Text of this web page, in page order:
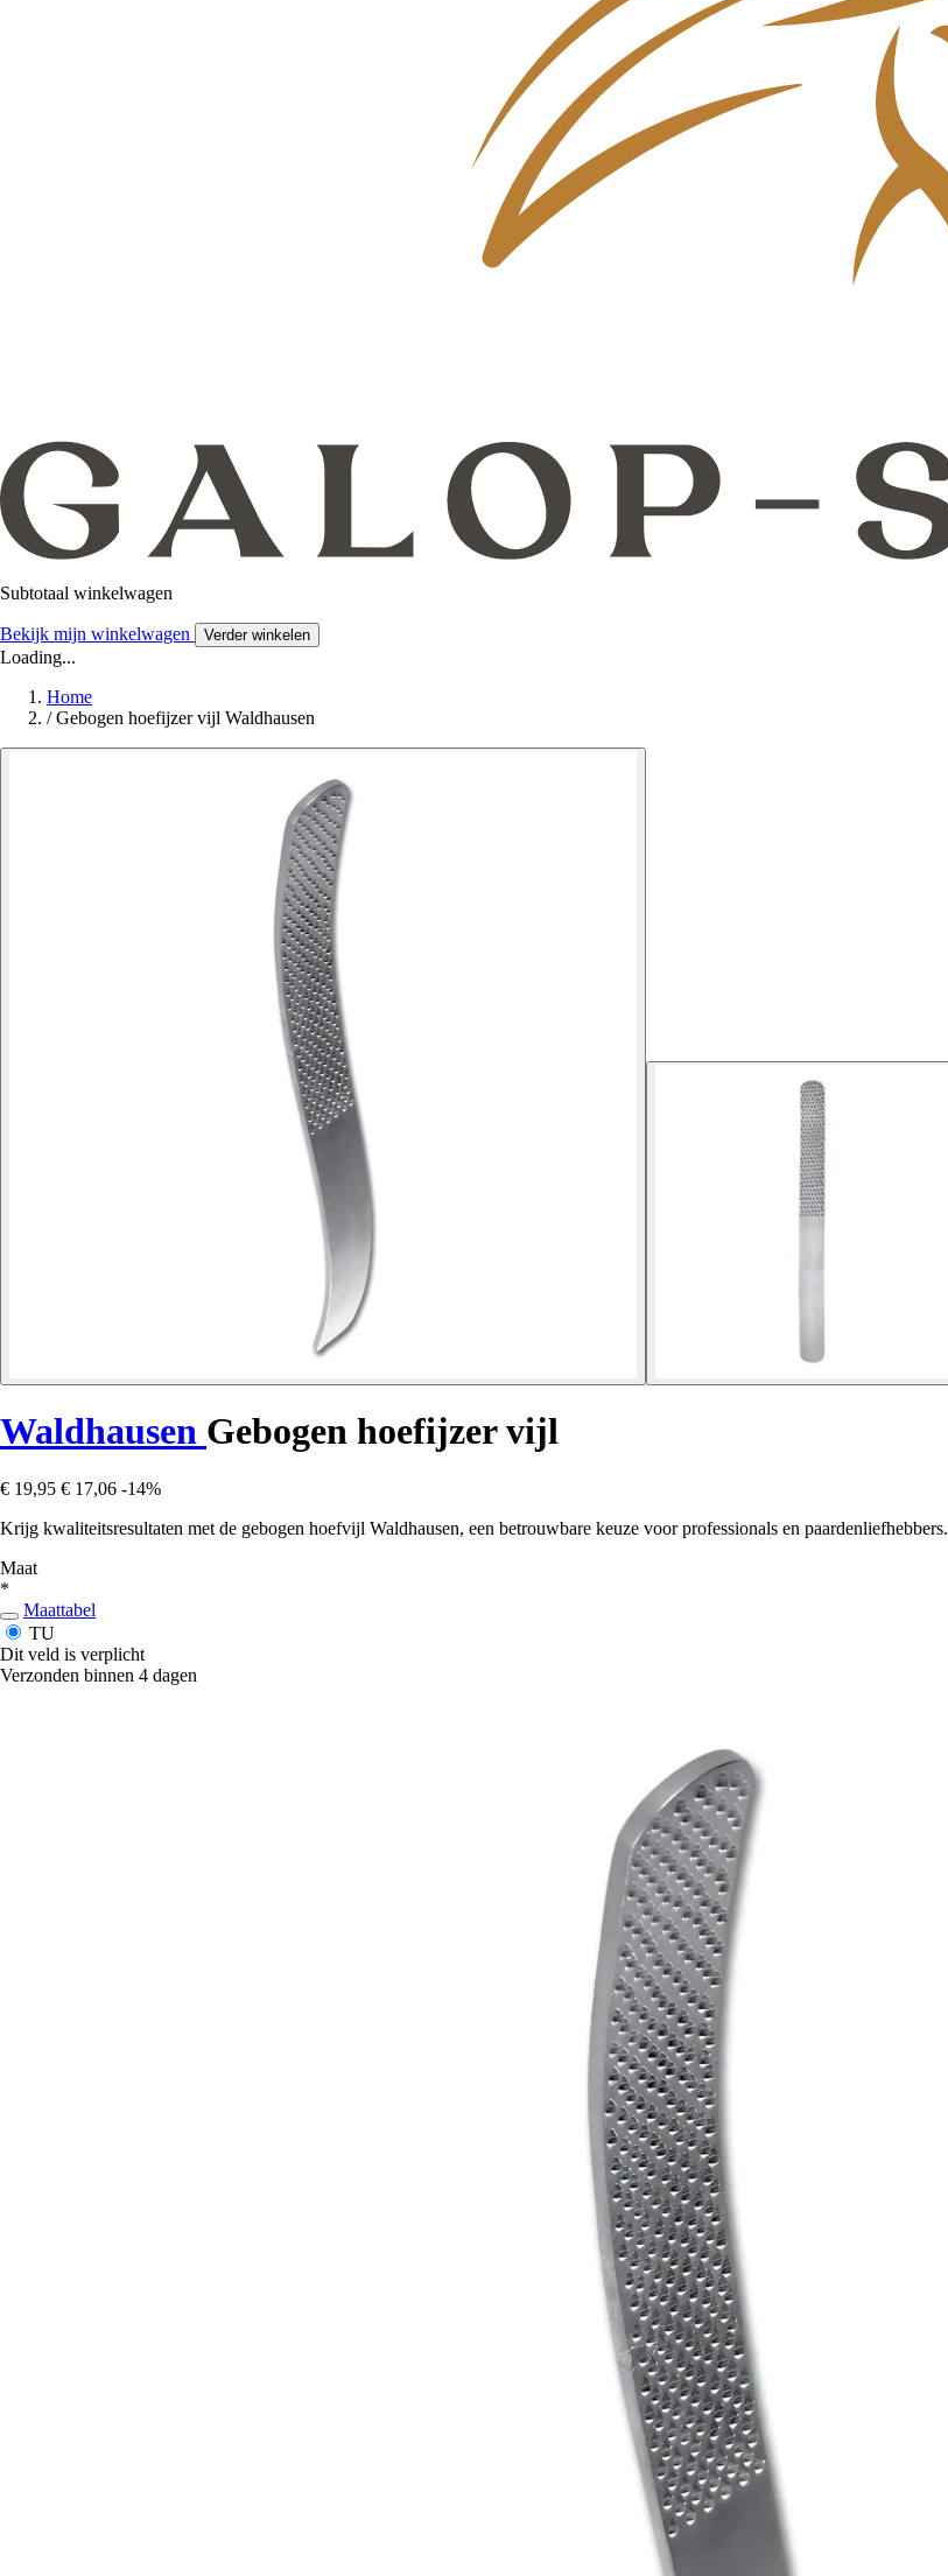
Subtotaal winkelwagen
Bekijk mijn winkelwagen Verder winkelen
Loading...
Home
/ Gebogen hoefijzer vijl Waldhausen
Waldhausen Gebogen hoefijzer vijl
€ 19,95 € 17,06 -14%
Krijg kwaliteitsresultaten met de gebogen hoefvijl Waldhausen, een betrouwbare keuze voor professionals en paardenliefhebbers.
Maat
*
Maattabel
TU
Dit veld is verplicht
Verzonden binnen 4 dagen